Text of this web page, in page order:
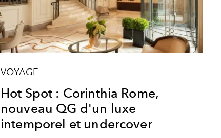
VOYAGE
Hot Spot : Corinthia Rome,
nouveau QG d'un luxe
intemporel et undercover